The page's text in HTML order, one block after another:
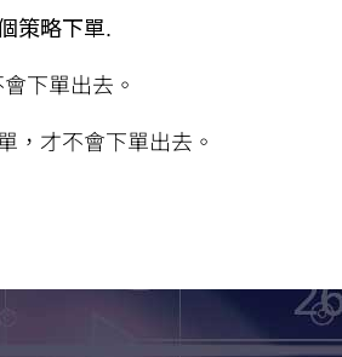
策略下單.
下單出去。
，才不會下單出去。